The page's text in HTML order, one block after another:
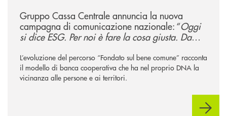
Gruppo Cassa Centrale annuncia la nuova
campagna di comunicazione nazionale: “Oggi
si dice ESG. Per noi è fare la cosa giusta. Da
L’evoluzione del percorso “Fondato sul bene comune” racconta
il modello di banca cooperativa che ha nel proprio DNA la
vicinanza alle persone e ai territori.